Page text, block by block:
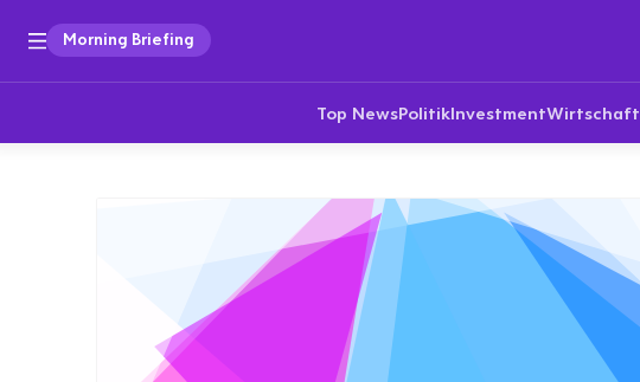
Morning Briefing
Top NewsPolitikInvestmentWirtschaft